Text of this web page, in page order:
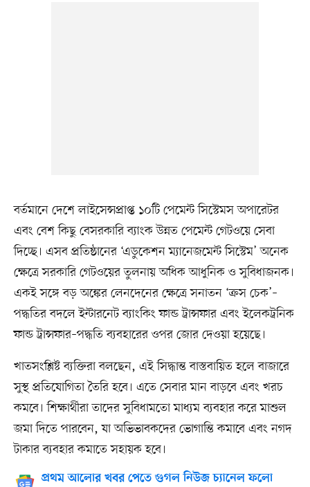
বর্তমানে দেশে লাইসেন্সপ্রাপ্ত ১০টি পেমেন্ট সিস্টেমস অপারেটর
এবং বেশ কিছু বেসরকারি ব্যাংক উন্নত পেমেন্ট গেটওয়ে সেবা
দিচ্ছে। এসব প্রতিষ্ঠানের ‘এডুকেশন ম্যানেজমেন্ট সিস্টেম’ অনেক
ক্ষেত্রে সরকারি গেটওয়ের তুলনায় অধিক আধুনিক ও সুবিধাজনক।
একই সঙ্গে বড় অঙ্কের লেনদেনের ক্ষেত্রে সনাতন ‘ক্রস চেক’–
পদ্ধতির বদলে ইন্টারনেট ব্যাংকিং ফান্ড ট্রান্সফার এবং ইলেকট্রনিক
ফান্ড ট্রান্সফার–পদ্ধতি ব্যবহারের ওপর জোর দেওয়া হয়েছে।
খাতসংশ্লিষ্ট ব্যক্তিরা বলছেন, এই সিদ্ধান্ত বাস্তবায়িত হলে বাজারে
সুস্থ প্রতিযোগিতা তৈরি হবে। এতে সেবার মান বাড়বে এবং খরচ
কমবে। শিক্ষার্থীরা তাদের সুবিধামতো মাধ্যম ব্যবহার করে মাশুল
জমা দিতে পারবেন, যা অভিভাবকদের ভোগান্তি কমাবে এবং নগদ
টাকার ব্যবহার কমাতে সহায়ক হবে।
প্রথম আলোর খবর পেতে গুগল নিউজ চ্যানেল ফলো